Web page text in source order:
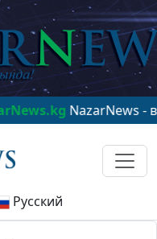
NazarNews - в
Русский